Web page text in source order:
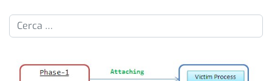
Cerca nelle pillole...